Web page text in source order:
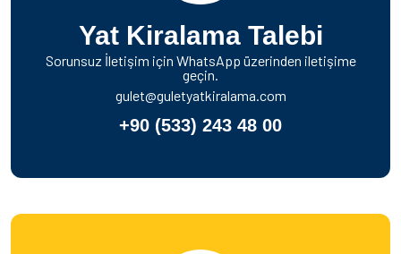
Yat Kiralama Talebi
Sorunsuz İletişim için WhatsApp üzerinden iletişime
geçin.
gulet@guletyatkiralama.com
+90 (533) 243 48 00